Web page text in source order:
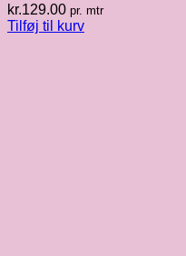
kr.129.00 pr. mtr
Tilføj til kurv